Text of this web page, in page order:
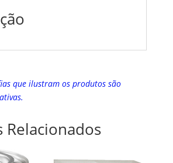
que ilustram os produtos são
Relacionados